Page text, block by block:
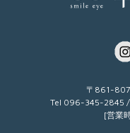
〒861-
Tel 096-345-2845
[営業